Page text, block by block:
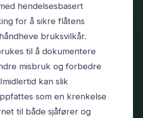
hendelsesbasert
for å sikre flåtens
bruksvilkår.
til å dokumentere
misbruk og forbedre
kan slik
som en krenkelse
til både sjåfører og